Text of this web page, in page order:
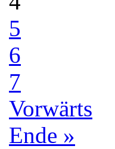
5
6
7
Vorwärts
Ende »